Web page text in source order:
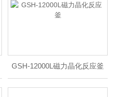
GSH-12000L磁力晶化反应釜